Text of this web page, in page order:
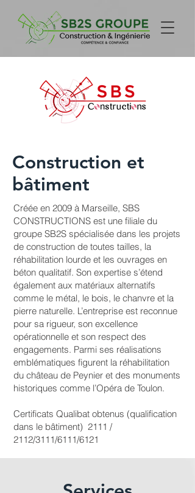
Construction et
bâtiment
Créée en 2009 à Marseille, SBS
CONSTRUCTIONS est une filiale du
groupe SB2S spécialisée dans les projets
de construction de toutes tailles, la
réhabilitation lourde et les ouvrages en
béton qualitatif. Son expertise s’étend
également aux matériaux alternatifs
comme le métal, le bois, le chanvre et la
pierre naturelle. L’entreprise est reconnue
pour sa rigueur, son excellence
opérationnelle et son respect des
engagements. Parmi ses réalisations
emblématiques figurent la réhabilitation
du château de Peynier et des monuments
historiques comme l’Opéra de Toulon.
Certificats Qualibat obtenus (qualification
dans le bâtiment) 2111 /
2112/3111/6111/6121